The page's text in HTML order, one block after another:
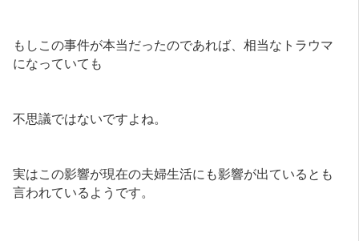
もしこの事件が本当だったのであれば、相当なトラウマ
になっていても
不思議ではないですよね。
実はこの影響が現在の夫婦生活にも影響が出ているとも
言われているようです。